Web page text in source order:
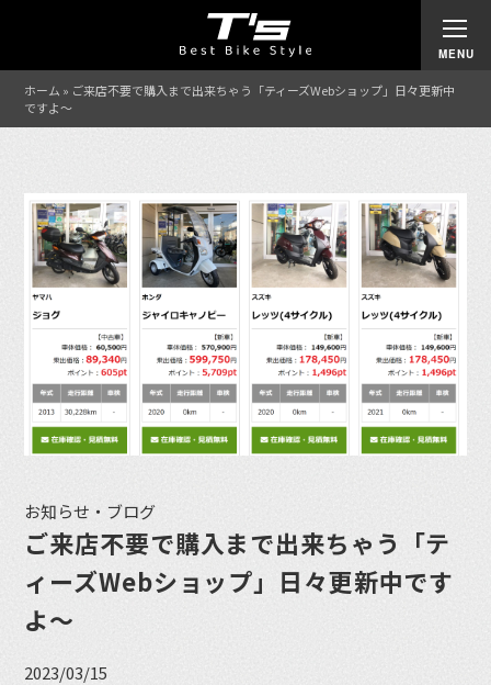
ホーム » ご来店不要で購入まで出来ちゃう「ティーズWebショップ」日々更新中
ですよ～
お知らせ・ブログ
ご来店不要で購入まで出来ちゃう「テ
ィーズWebショップ」日々更新中です
よ～
2023/03/15